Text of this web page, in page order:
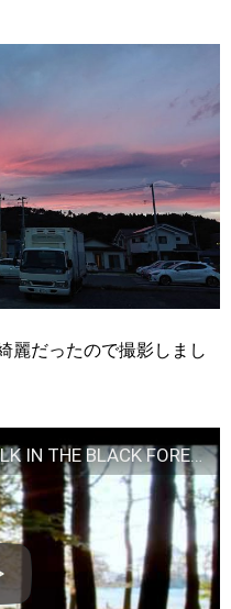
麗だったので撮影しまし
HORST JANKOWSKI – A WALK IN THE BLACK FOREST